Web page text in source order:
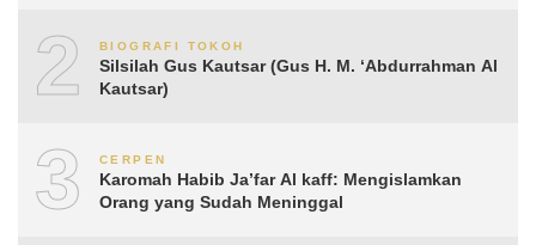
2 BIOGRAFI TOKOH
Silsilah Gus Kautsar (Gus H. M. ‘Abdurrahman Al
Kautsar)
3 CERPEN
Karomah Habib Ja’far Al kaff: Mengislamkan
Orang yang Sudah Meninggal